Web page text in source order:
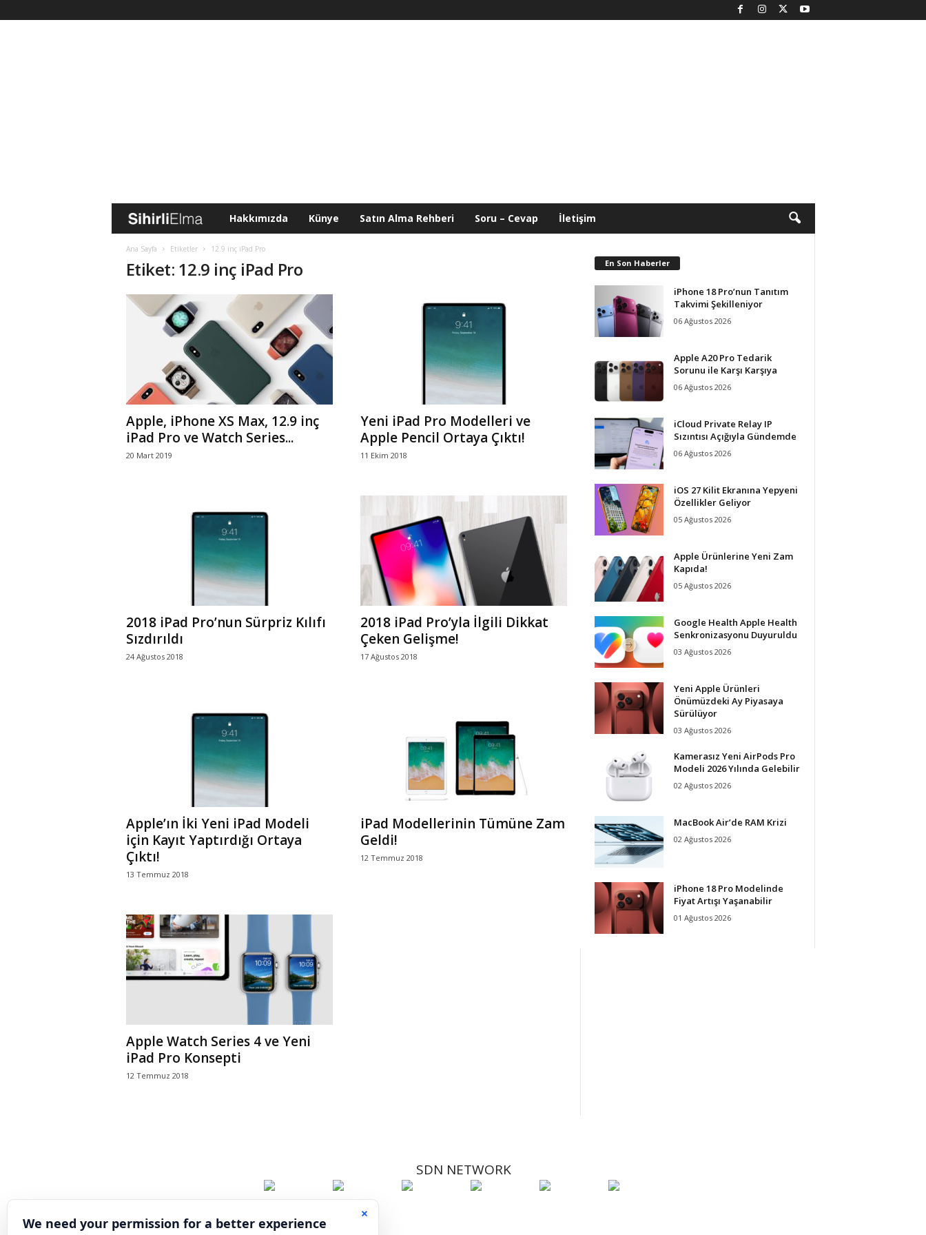
h
Hakkımızda Künye Satın Alma Rehberi Soru – Cevap İletişim
Ana Sayfa Etiketler 12.9 inç iPad Pro
Etiket: 12.9 inç iPad Pro
Apple, iPhone XS Max, 12.9 inç
iPad Pro ve Watch Series...
20 Mart 2019
Yeni iPad Pro Modelleri ve
Apple Pencil Ortaya Çıktı!
11 Ekim 2018
2018 iPad Pro’nun Sürpriz Kılıfı
Sızdırıldı
24 Ağustos 2018
2018 iPad Pro’yla İlgili Dikkat
Çeken Gelişme!
17 Ağustos 2018
Apple’ın İki Yeni iPad Modeli
için Kayıt Yaptırdığı Ortaya
Çıktı!
13 Temmuz 2018
iPad Modellerinin Tümüne Zam
Geldi!
12 Temmuz 2018
Apple Watch Series 4 ve Yeni
iPad Pro Konsepti
12 Temmuz 2018
En Son Haberler
iPhone 18 Pro’nun Tanıtım
Takvimi Şekilleniyor
06 Ağustos 2026
Apple A20 Pro Tedarik
Sorunu ile Karşı Karşıya
06 Ağustos 2026
iCloud Private Relay IP
Sızıntısı Açığıyla Gündemde
06 Ağustos 2026
iOS 27 Kilit Ekranına Yepyeni
Özellikler Geliyor
05 Ağustos 2026
Apple Ürünlerine Yeni Zam
Kapıda!
05 Ağustos 2026
Google Health Apple Health
Senkronizasyonu Duyuruldu
03 Ağustos 2026
Yeni Apple Ürünleri
Önümüzdeki Ay Piyasaya
Sürülüyor
03 Ağustos 2026
Kamerasız Yeni AirPods Pro
Modeli 2026 Yılında Gelebilir
02 Ağustos 2026
MacBook Air’de RAM Krizi
02 Ağustos 2026
iPhone 18 Pro Modelinde
Fiyat Artışı Yaşanabilir
01 Ağustos 2026
SDN NETWORK